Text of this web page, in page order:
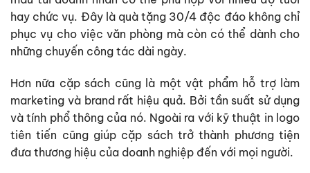
hay chức vụ. Đây là quà tặng 30/4 độc đáo không chỉ
phục vụ cho việc văn phòng mà còn có thể dành cho
những chuyến công tác dài ngày.
Hơn nữa cặp sách cũng là một vật phẩm hỗ trợ làm
marketing và brand rất hiệu quả. Bởi tần suất sử dụng
và tính phổ thông của nó. Ngoài ra với kỹ thuật in logo
tiên tiến cũng giúp cặp sách trở thành phương tiện
đưa thương hiệu của doanh nghiệp đến với mọi người.